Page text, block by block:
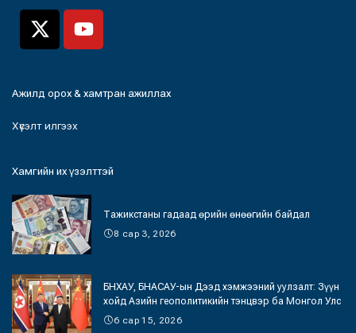
Ажилд орох & хамтран ажиллах
Хүсэлт илгээх
Хамгийн их үзэлттэй
Тажикстаны гадаад өрийн өнөөгийн байдал
8 сар 3, 2026
БНХАУ, БНАСАУ-ын Дээд хэмжээний уулзалт: Зүүн
хойд Азийн геополитикийн тэнцвэр ба Монгол Улс
6 сар 15, 2026